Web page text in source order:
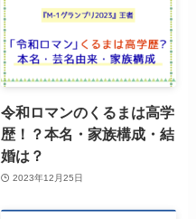
令和ロマンのくるまは高学
歴！？本名・家族構成・結
婚は？
2023年12月25日